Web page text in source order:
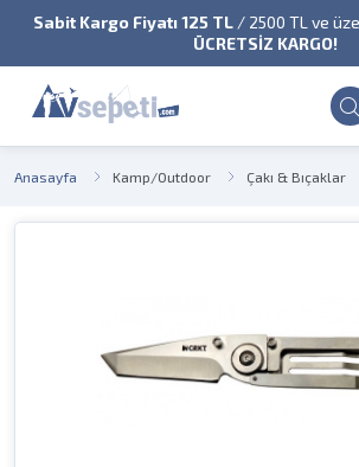
Sabit Kargo Fiyatı 125 TL/ 2500 TL ve
ÜCRETSİZ KARGO!
Anasayfa Kamp/Outdoor Çakı & Bıçaklar